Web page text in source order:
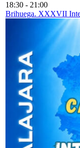
18:30 - 21:00
Brihuega. XXXVII